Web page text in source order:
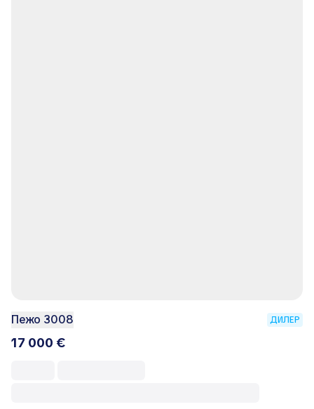
Пежо 3008 ДИЛЕР
17 000 €